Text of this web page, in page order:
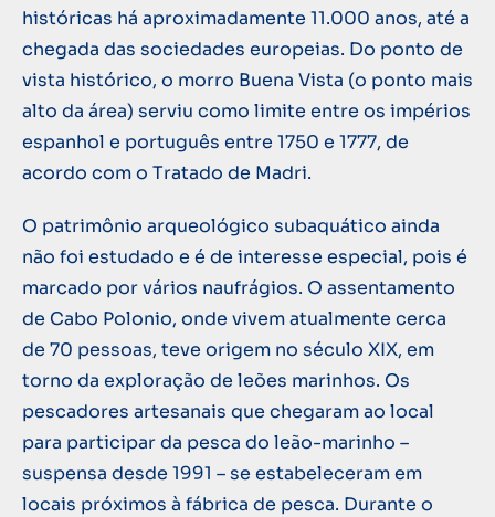
históricas há aproximadamente 11.000 anos, até a
chegada das sociedades europeias. Do ponto de
vista histórico, o morro Buena Vista (o ponto mais
alto da área) serviu como limite entre os impérios
espanhol e português entre 1750 e 1777, de
acordo com o Tratado de Madri.
O patrimônio arqueológico subaquático ainda
não foi estudado e é de interesse especial, pois é
marcado por vários naufrágios. O assentamento
de Cabo Polonio, onde vivem atualmente cerca
de 70 pessoas, teve origem no século XIX, em
torno da exploração de leões marinhos. Os
pescadores artesanais que chegaram ao local
para participar da pesca do leão-marinho –
suspensa desde 1991 – se estabeleceram em
locais próximos à fábrica de pesca. Durante o